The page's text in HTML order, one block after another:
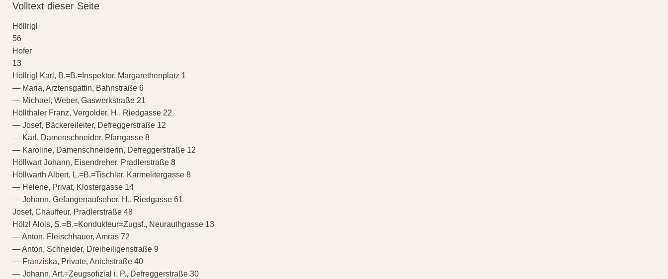
Volltext dieser Seite
Höllrigl
56
Hofer
13
Höllrigl Karl, B.=B.=Inspektor, Margarethenplatz 1
— Maria, Arztensgattin, Bahnstraße 6
— Michael, Weber, Gaswerkstraße 21
Höllthaler Franz, Vergolder, H., Riedgasse 22
— Josef, Bäckereileiter, Defreggerstraße 12
— Karl, Damenschneider, Pfarrgasse 8
— Karoline, Damenschneiderin, Defreggerstraße 12
Höllwart Johann, Eisendreher, Pradlerstraße 8
Höllwarth Albert, L.=B.=Tischler, Karmelitergasse 8
— Helene, Privat, Klostergasse 14
— Johann, Gefangenaufseher, H., Riedgasse 61
Josef, Chauffeur, Pradlerstraße 48
Hölzl Alois, S.=B.=Kondukteur=Zugsf., Neurauthgasse 13
— Anton, Fleischhauer, Amras 72
— Anton, Schneider, Dreiheiligenstraße 9
— Franziska, Private, Anichstraße 40
— Johann, Art.=Zeugsofizial i. P., Defreggerstraße 30